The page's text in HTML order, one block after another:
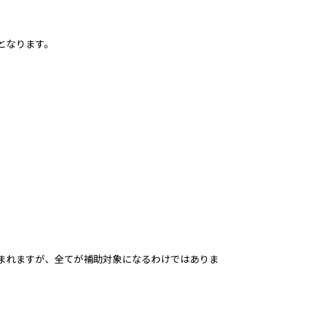
ります。
ますが、全てが補助対象になるわけではありま